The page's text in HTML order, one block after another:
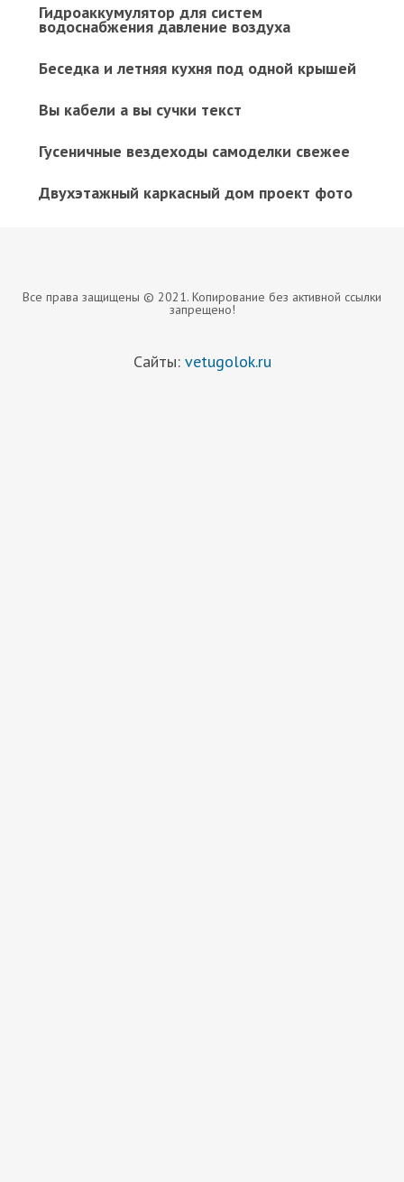
Гидроаккумулятор для систем
водоснабжения давление воздуха
Беседка и летняя кухня под одной крышей
Вы кабели а вы сучки текст
Гусеничные вездеходы самоделки свежее
Двухэтажный каркасный дом проект фото
Все права защищены © 2021. Копирование без активной ссылки
запрещено!
Сайты: vetugolok.ru